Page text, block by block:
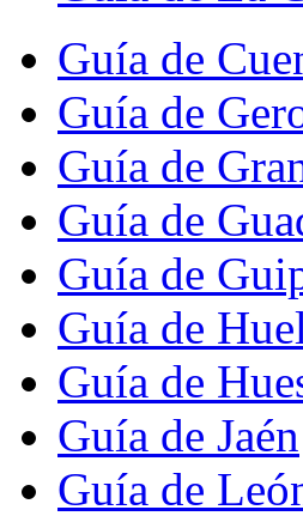
Guía de
Guía de
Guía de
Guía de
Guía de
Guía de
Guía de
Guía de Jaén
Guía de